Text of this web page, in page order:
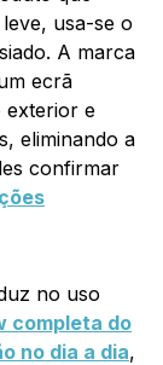
usa-se o
A marca
ecrã
exterior e
eliminando a
confirmar
no uso
completa do
no dia a dia,